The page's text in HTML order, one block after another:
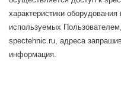
характеристики
используемых
spectehnic.ru, адреса
информация.